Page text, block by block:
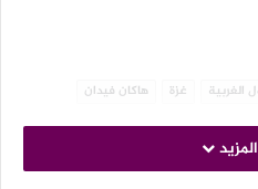
الغربية غزة هاكان فيدان